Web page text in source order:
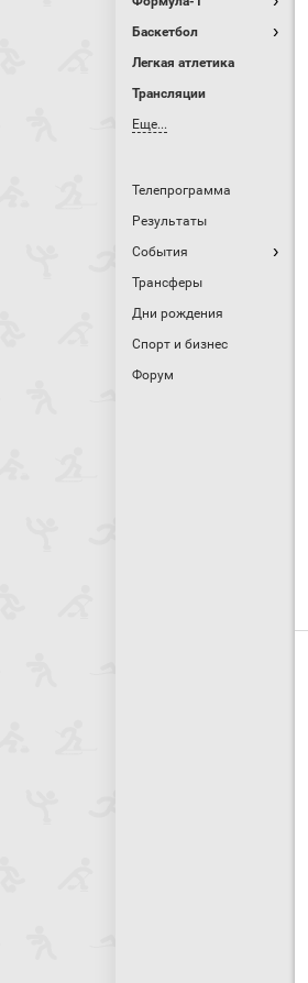
Баскетбол
Легкая атлетика
Трансляции
Еще...
Телепрограмма
Результаты
События
Трансферы
Дни рождения
Спорт и бизнес
Форум